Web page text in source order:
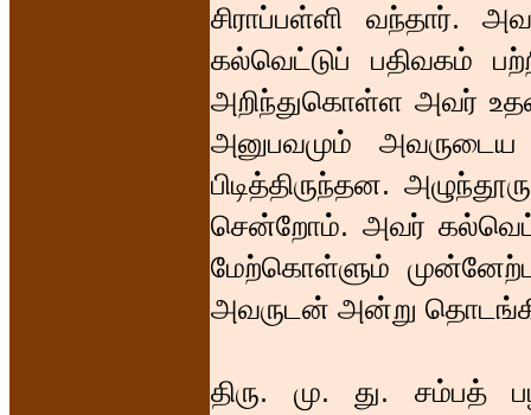
சிராப்பள்ளி வந்தார்.
கல்வெட்டுப் பதிவகம்
அறிந்துகொள்ள அவர்
அனுபவமும் அவருடைய
பிடித்திருந்தன.
சென்றோம். அவர்
மேற்கொள்ளும்
அவருடன் அன்று
திரு. மு. து. சம்பத்